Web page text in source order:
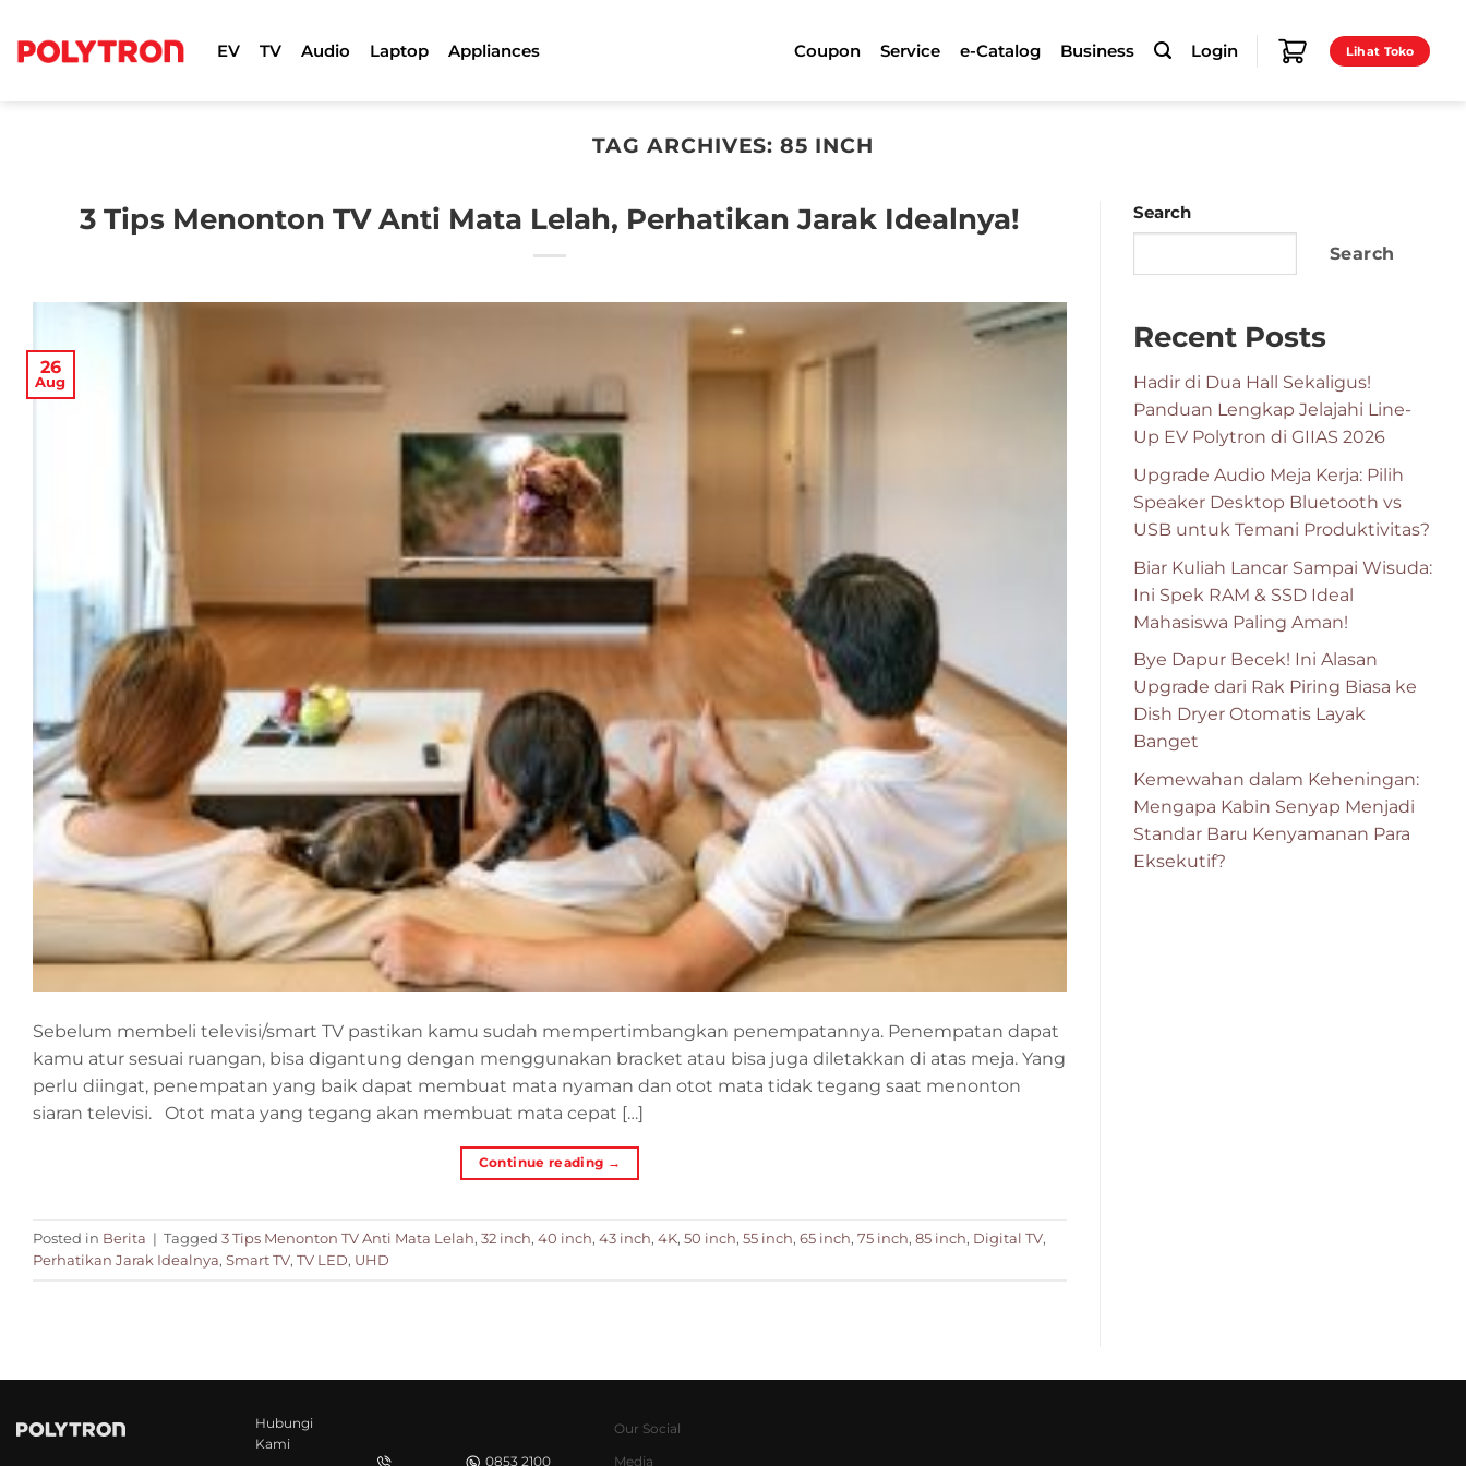
content
EV TV Audio Laptop Appliances Coupon Service e-Catalog Business Login Lihat Toko
TAG ARCHIVES:85 INCH
3 Tips Menonton TV Anti Mata Lelah, Perhatikan Jarak Idealnya!
26
Aug
Sebelum membeli televisi/smart TV pastikan kamu sudah mempertimbangkan penempatannya. Penempatan dapat
kamu atur sesuai ruangan, bisa digantung dengan menggunakan bracket atau bisa juga diletakkan di atas meja. Yang
perlu diingat, penempatan yang baik dapat membuat mata nyaman dan otot mata tidak tegang saat menonton
siaran televisi. Otot mata yang tegang akan membuat mata cepat […]
Continue reading →
Posted in Berita | Tagged 3 Tips Menonton TV Anti Mata Lelah, 32 inch, 40 inch, 43 inch, 4K, 50 inch, 55 inch, 65 inch, 75 inch, 85 inch, Digital TV,
Perhatikan Jarak Idealnya, Smart TV, TV LED, UHD
Search
Search
Recent Posts
Hadir di Dua Hall Sekaligus!
Panduan Lengkap Jelajahi Line-
Up EV Polytron di GIIAS 2026
Upgrade Audio Meja Kerja: Pilih
Speaker Desktop Bluetooth vs
USB untuk Temani Produktivitas?
Biar Kuliah Lancar Sampai Wisuda:
Ini Spek RAM & SSD Ideal
Mahasiswa Paling Aman!
Bye Dapur Becek! Ini Alasan
Upgrade dari Rak Piring Biasa ke
Dish Dryer Otomatis Layak
Banget
Kemewahan dalam Keheningan:
Mengapa Kabin Senyap Menjadi
Standar Baru Kenyamanan Para
Eksekutif?
Hubungi
Kami
0853 2100
Our Social
Media